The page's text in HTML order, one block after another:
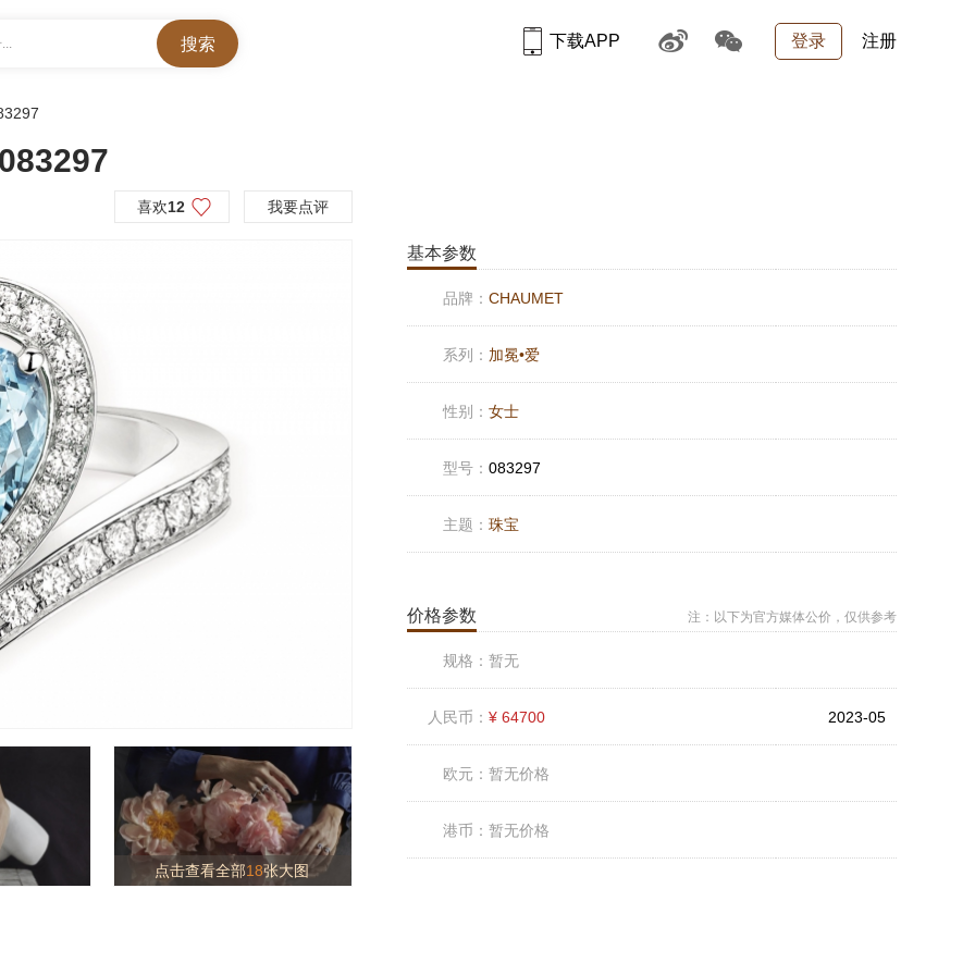
登录 注册
下载APP
喜欢12 我要点评
点击查看全部18张大图
基本参数
品牌： CHAUMET
系列： 加冕•爱
性别： 女士
型号： 083297
主题： 珠宝
价格参数 注：以下为官方媒体公价，仅供参考
规格： 暂无
人民币： ¥ 64700 2023-05
欧元： 暂无价格
港币： 暂无价格